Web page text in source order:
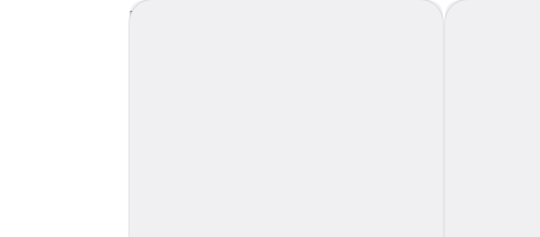
Insurances